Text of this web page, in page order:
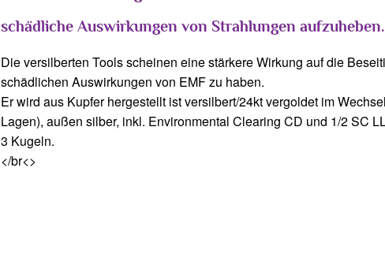
schädliche Auswirkungen von Strahlungen aufzuheben.
Die versilberten Tools scheinen eine stärkere Wirkung auf die
schädlichen Auswirkungen von EMF zu haben.
Er wird aus Kupfer hergestellt ist versilbert/24kt vergoldet im
Lagen), außen silber, inkl. Environmental Clearing CD und 1/2 SC
3 Kugeln.
</br<>